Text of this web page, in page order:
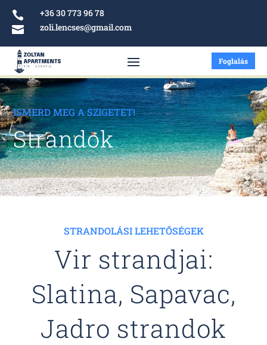
 +36 30 773 96 78
 zoli.lencses@gmail.com
Foglalás
ISMERD MEG A SZIGETET!
Strandok
STRANDOLÁSI LEHETŐSÉGEK
Vir strandjai:
Slatina, Sapavac,
Jadro strandok